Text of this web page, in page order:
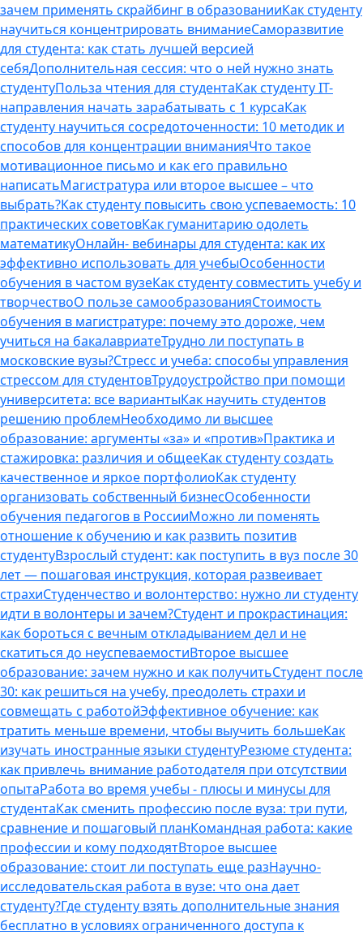
зачем применять скрайбинг в образованииКак студенту
научиться концентрировать вниманиеСаморазвитие
для студента: как стать лучшей версией
себяДополнительная сессия: что о ней нужно знать
студентуПольза чтения для студентаКак студенту IT-
направления начать зарабатывать с 1 курсаКак
студенту научиться сосредоточенности: 10 методик и
способов для концентрации вниманияЧто такое
мотивационное письмо и как его правильно
написатьМагистратура или второе высшее – что
выбрать?Как студенту повысить свою успеваемость: 10
практических советовКак гуманитарию одолеть
математикуОнлайн- вебинары для студента: как их
эффективно использовать для учебыОсобенности
обучения в частом вузеКак студенту совместить учебу и
творчествоО пользе самообразованияСтоимость
обучения в магистратуре: почему это дороже, чем
учиться на бакалавриатеТрудно ли поступать в
московские вузы?Стресс и учеба: способы управления
стрессом для студентовТрудоустройство при помощи
университета: все вариантыКак научить студентов
решению проблемНеобходимо ли высшее
образование: аргументы «за» и «против»Практика и
стажировка: различия и общееКак студенту создать
качественное и яркое портфолиоКак студенту
организовать собственный бизнесОсобенности
обучения педагогов в РоссииМожно ли поменять
отношение к обучению и как развить позитив
студентуВзрослый студент: как поступить в вуз после 30
лет — пошаговая инструкция, которая развеивает
страхиСтуденчество и волонтерство: нужно ли cтуденту
идти в волонтеры и зачем?Студент и прокрастинация:
как бороться с вечным откладыванием дел и не
скатиться до неуспеваемостиВторое высшее
образование: зачем нужно и как получитьСтудент после
30: как решиться на учебу, преодолеть страхи и
совмещать с работойЭффективное обучение: как
тратить меньше времени, чтобы выучить большеКак
изучать иностранные языки студентуРезюме студента:
как привлечь внимание работодателя при отсутствии
опытаРабота во время учебы - плюсы и минусы для
студентаКак сменить профессию после вуза: три пути,
сравнение и пошаговый планКомандная работа: какие
профессии и кому подходятВторое высшее
образование: стоит ли поступать еще разНаучно-
исследовательская работа в вузе: что она дает
студенту?Где студенту взять дополнительные знания
бесплатно в условиях ограниченного доступа к